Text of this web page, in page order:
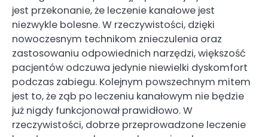
jest przekonanie, że leczenie kanałowe jest
niezwykle bolesne. W rzeczywistości, dzięki
nowoczesnym technikom znieczulenia oraz
zastosowaniu odpowiednich narzędzi, większość
pacjentów odczuwa jedynie niewielki dyskomfort
podczas zabiegu. Kolejnym powszechnym mitem
jest to, że ząb po leczeniu kanałowym nie będzie
już nigdy funkcjonował prawidłowo. W
rzeczywistości, dobrze przeprowadzone leczenie